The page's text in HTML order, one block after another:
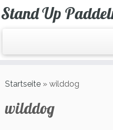
Zum
Inhalt
Stand Up
Startseite » wilddog
wilddog